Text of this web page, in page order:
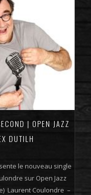
| OPEN JAZZ
DUTILH
le nouveau single
sur Open Jazz
Laurent Coulondre –